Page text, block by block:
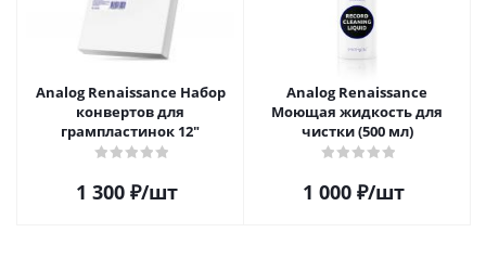
Analog Renaissance Набор
конвертов для
грампластинок 12"
1 300₽/шт
Analog Renaissance
Моющая жидкость для
чистки (500 мл)
1 000₽/шт